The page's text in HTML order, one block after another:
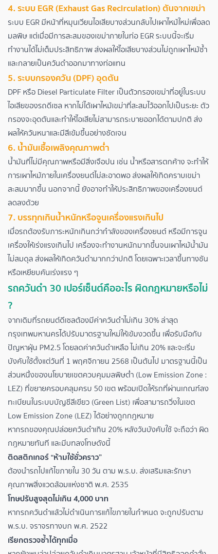
4. ระบบ EGR (Exhaust Gas Recirculation) ตันจากเขม่า
ระบบ EGR มีหน้าที่หมุนเวียนไอเสียบางส่วนกลับไปเผาไหม้ใหม่เพื่อลด
มลพิษ แต่เมื่อมีการสะสมของเขม่าภายในท่อ EGR ระบบนี้จะเริ่ม
ทำงานได้ไม่เต็มประสิทธิภาพ ส่งผลให้ไอเสียบางส่วนไม่ถูกเผาไหม้ซ้ำ
และกลายเป็นควันดำออกมาทางท่อแทน
5. ระบบกรองควัน (DPF) อุดตัน
DPF หรือ Diesel Particulate Filter เป็นตัวกรองเขม่าที่อยู่ในระบบ
ไอเสียของรถดีเซล หากไม่ได้เผาไหม้เขม่าที่สะสมไว้ออกไปเป็นระยะ ตัว
กรองจะอุดตันและทำให้ไอเสียไม่สามารถระบายออกได้ตามปกติ ส่ง
ผลให้ควันหนาและมีสีเข้มขึ้นอย่างชัดเจน
6. น้ำมันเชื้อเพลิงคุณภาพต่ำ
น้ำมันที่ไม่มีคุณภาพหรือมีสิ่งเจือปน เช่น น้ำหรือสารตกค้าง จะทำให้
การเผาไหม้ภายในเครื่องยนต์ไม่สะอาดพอ ส่งผลให้เกิดคราบเขม่า
สะสมมากขึ้น นอกจากนี้ ยังอาจทำให้ประสิทธิภาพของเครื่องยนต์
ลดลงด้วย
7. บรรทุกเกินน้ำหนักหรือจูนเครื่องแรงเกินไป
เมื่อรถต้องรับภาระหนักเกินกว่ากำลังของเครื่องยนต์ หรือมีการจูน
เครื่องให้เร่งแรงเกินไป เครื่องจะทำงานหนักมากขึ้นจนเผาไหม้น้ำมัน
ไม่สมดุล ส่งผลให้เกิดควันดำมากกว่าปกติ โดยเฉพาะเวลาขึ้นทางชัน
หรือเหยียบคันเร่งแรง ๆ
รถควันดํา 30 เปอร์เซ็นต์คืออะไร ผิดกฎหมายหรือไม่
?
จากเดิมที่รถยนต์ดีเซลต้องมีค่าควันดำไม่เกิน 30% ล่าสุด
กรุงเทพมหานครได้ปรับมาตรฐานใหม่ให้เข้มงวดขึ้น เพื่อรับมือกับ
ปัญหาฝุ่น PM2.5 โดยลดค่าควันดำเหลือ ไม่เกิน 20% และจะเริ่ม
บังคับใช้ตั้งแต่วันที่ 1 พฤศจิกายน 2568 เป็นต้นไป มาตรฐานนี้เป็น
ส่วนหนึ่งของนโยบายเขตควบคุมมลพิษต่ำ (Low Emission Zone :
LEZ) ที่ขยายครอบคลุมครบ 50 เขต พร้อมเปิดให้รถที่ผ่านเกณฑ์ลง
ทะเบียนในระบบบัญชีสีเขียว (Green List) เพื่อสามารถวิ่งในเขต
Low Emission Zone (LEZ) ได้อย่างถูกกฎหมาย
หากรถของคุณปล่อยควันดำเกิน 20% หลังวันบังคับใช้ จะถือว่า ผิด
กฎหมายทันที และมีบทลงโทษดังนี้
ติดสติกเกอร์ “ห้ามใช้ชั่วคราว”
ต้องนำรถไปแก้ไขภายใน 30 วัน ตาม พ.ร.บ. ส่งเสริมและรักษา
คุณภาพสิ่งแวดล้อมแห่งชาติ พ.ศ. 2535
โทษปรับสูงสุดไม่เกิน 4,000 บาท
หากรถควันดำแล้วไม่ดำเนินการแก้ไขภายในกำหนด จะถูกปรับตาม
พ.ร.บ. จราจรทางบก พ.ศ. 2522
เรียกตรวจซ้ำได้ทุกเมื่อ